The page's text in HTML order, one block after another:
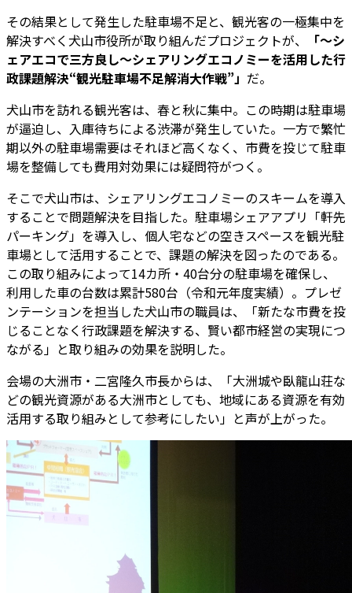
その結果として発生した駐車場不足と、観光客の一極集中を
解決すべく犬山市役所が取り組んだプロジェクトが、
「～シ
ェアエコで三方良し～シェアリングエコノミーを活用した行
政課題解決“観光駐車場不足解消大作戦”」 だ。
犬山市を訪れる観光客は、春と秋に集中。この時期は駐車場
が逼迫し、入庫待ちによる渋滞が発生していた。一方で繁忙
期以外の駐車場需要はそれほど高くなく、市費を投じて駐車
場を整備しても費用対効果には疑問符がつく。
そこで犬山市は、シェアリングエコノミーのスキームを導入
することで問題解決を目指した。駐車場シェアアプリ「軒先
パーキング」を導入し、個人宅などの空きスペースを観光駐
車場として活用することで、課題の解決を図ったのである。
この取り組みによって14カ所・40台分の駐車場を確保し、
利用した車の台数は累計580台（令和元年度実績）。プレゼ
ンテーションを担当した犬山市の職員は、「新たな市費を投
じることなく行政課題を解決する、賢い都市経営の実現につ
ながる」と取り組みの効果を説明した。
会場の大洲市・二宮隆久市長からは、「大洲城や臥龍山荘な
どの観光資源がある大洲市としても、地域にある資源を有効
活用する取り組みとして参考にしたい」と声が上がった。